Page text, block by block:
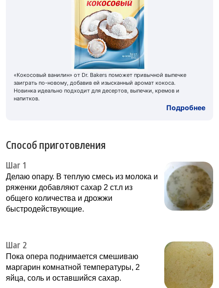
«Кокосовый ванилин» от Dr. Bakers поможет привычной выпечке
заиграть по-новому, добавив ей изысканный аромат кокоса.
Новинка идеально подходит для десертов, выпечки, кремов и
напитков.
Подробнее
Способ приготовления
Шаг 1
Делаю опару. В теплую смесь из молока и
ряженки добавляют сахар 2 ст.л из
общего количества и дрожжи
быстродействующие.
Шаг 2
Пока опера поднимается смешиваю
маргарин комнатной температуры, 2
яйца, соль и оставшийся сахар.